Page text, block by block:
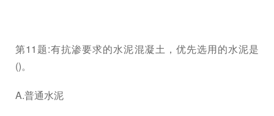
第11题:有抗渗要求的水泥混凝土，优先选用的水泥是
()。
A.普通水泥